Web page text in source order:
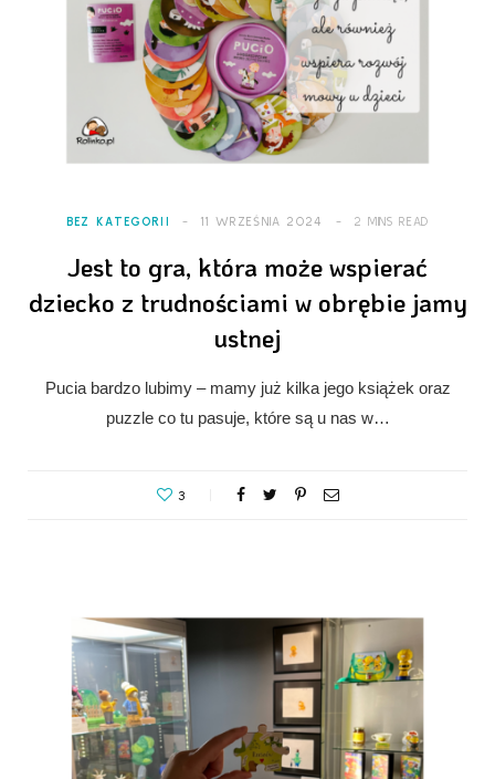
BEZ KATEGORII 11 WRZEŚNIA 2024 2 MINS READ
Jest to gra, która może wspierać
dziecko z trudnościami w obrębie jamy
ustnej
Pucia bardzo lubimy – mamy już kilka jego książek oraz
puzzle co tu pasuje, które są u nas w…
3